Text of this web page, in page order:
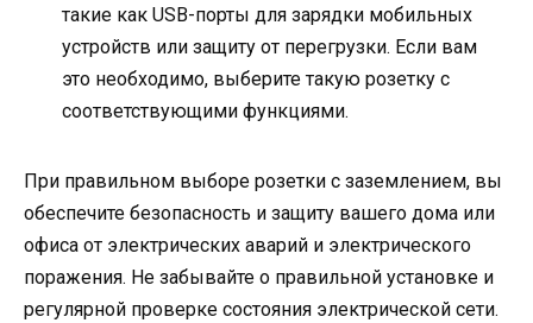
такие как USB-порты для зарядки мобильных
устройств или защиту от перегрузки. Если вам
это необходимо, выберите такую розетку с
соответствующими функциями.
При правильном выборе розетки с заземлением, вы
обеспечите безопасность и защиту вашего дома или
офиса от электрических аварий и электрического
поражения. Не забывайте о правильной установке и
регулярной проверке состояния электрической сети.